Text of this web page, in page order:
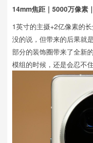
14mm焦距｜5000万像素
1英寸的主摄+2亿像素的
没的说，但带来的后果就
部分的装饰圈带来了全新
模组的时候，还是会忍不住